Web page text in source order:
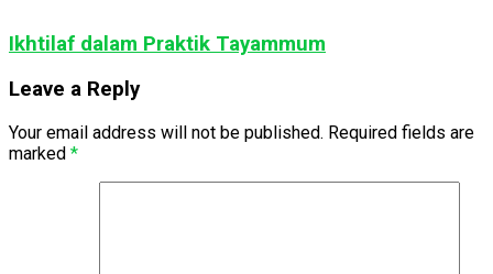
Ikhtilaf dalam Praktik Tayammum
Leave a Reply
Your email address will not be published. Required fields are
marked *